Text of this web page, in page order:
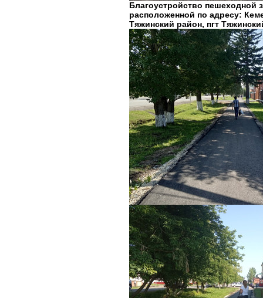
Благоустройство пешеходной
расположенной по адресу:
Тяжинский район, пгт